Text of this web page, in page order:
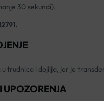
30 sekundi).
u trudnica i dojilja, jer je
UPOZORENJA